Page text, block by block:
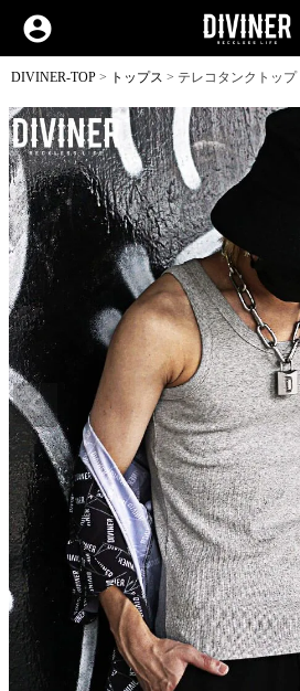
account_circle
DIVINER-TOP トップス テレコタンクトップ